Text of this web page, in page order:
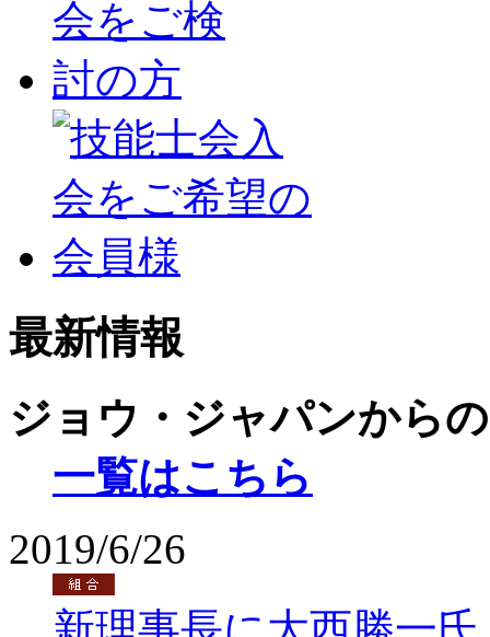
最新情報
ジョウ・ジャパンから
一覧はこちら
2019/6/26